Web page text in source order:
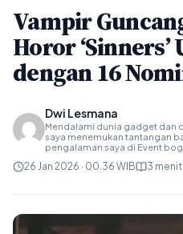
Vampir
Horor
dengan 16
Dwi Lesmana
Mendalami dunia gadget dan
saya menemukan tantangan
pengalaman saya di Event
26 Jan 2026 · 00.36 WIB 3